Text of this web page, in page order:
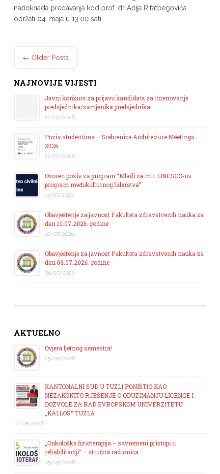
nadoknada predavanja kod prof. dr Adija Rifatbegovića
održati 04. maja u 13.00 sati.
Post navigation
← Older Posts
NAJNOVIJE VIJESTI
Javni konkurs za prijavu kandidata za imenovanje
predsjednika/zamjenika predsjednika
22/07/2026
Poziv studentima – Srebrenica Architecture Meetings
2026
22/07/2026
Ovoren poziv za program “Mladi za mir: UNESCO-ov
program međukulturnog liderstva”
13/07/2026
Obavještenje za javnost Fakulteta zdravstvenih nauka za
dan 10.07.2026. godine
10/07/2026
Obavještenje za javnost Fakulteta zdravstvenih nauka za
dan 08.07.2026. godine
08/07/2026
AKTUELNO
Ovjera ljetnog semestra!
25/05/2026
KANTONALNI SUD U TUZLI PONIŠTIO KAO
NEZAKONITO RJEŠENJE O ODUZIMANJU LICENCE I
DOZVOLE ZA RAD EVROPSKOM UNIVERZITETU
„KALLOS“ TUZLA
12/05/2026
„Onkološka fizioterapija – savremeni pristupi u
rehabilitaciji“ – stručna radionica
05/05/2026